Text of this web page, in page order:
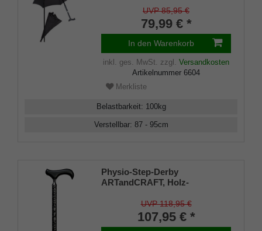
höhenverstellbar, Fritzgriff,
Schirmhülle, Klettverschluss,
Gummipuffer Damen und
Herren
UVP 85,95 €
79,99 € *
In den Warenkorb
inkl. ges. MwSt. zzgl. Versandkosten
Artikelnummer 6604
Merkliste
Belastbarkeit: 100kg
Verstellbar: 87 - 95cm
Physio-Step-Derby
ARTandCRAFT, Holz-
Rankenverzierungen silber,
höhenverstellbar, Spezial-
Gummipuffer
UVP 118,95 €
107,95 € *